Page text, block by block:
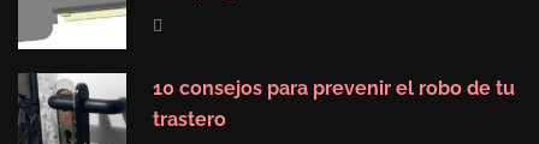
10 consejos para prevenir el robo de tu
trastero